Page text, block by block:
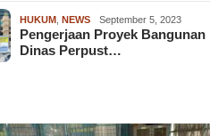
HUKUM ,NEWS September 5, 2023
Pengerjaan Proyek Bangunan
Dinas Perpust…